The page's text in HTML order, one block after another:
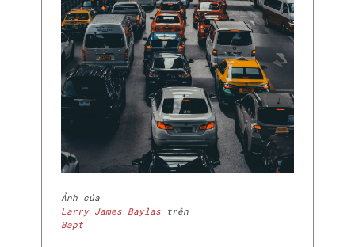
Ảnh của
Larry James Baylas trên
Bapt